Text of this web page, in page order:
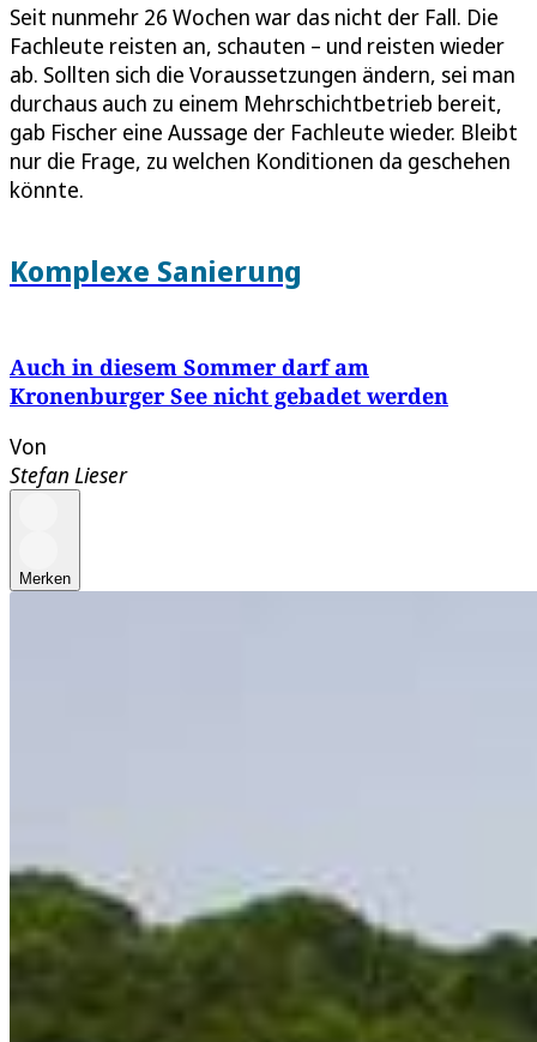
Seit nunmehr 26 Wochen war das nicht der Fall. Die
Fachleute reisten an, schauten – und reisten wieder
ab. Sollten sich die Voraussetzungen ändern, sei man
durchaus auch zu einem Mehrschichtbetrieb bereit,
gab Fischer eine Aussage der Fachleute wieder. Bleibt
nur die Frage, zu welchen Konditionen da geschehen
könnte.
Komplexe Sanierung
Auch in diesem Sommer darf am
Kronenburger See nicht gebadet werden
Von
Stefan Lieser
Merken